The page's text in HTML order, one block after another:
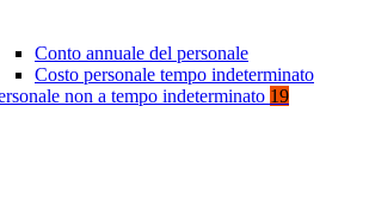
Conto annuale del personale
Costo personale tempo indeterminato
non a tempo indeterminato 19